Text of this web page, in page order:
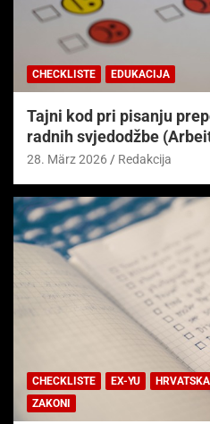
CHECKLISTE EDUKACIJA
Tajni kod pri pisanju
radnih svjedodžbe
28. März 2026 Redakcija
CHECKLISTE EX-YU HRVATSKA
ZAKONI